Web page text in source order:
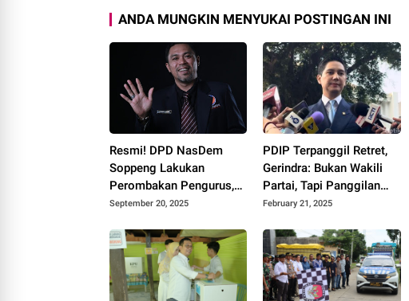
ANDA MUNGKIN MENYUKAI POSTINGAN INI
Resmi! DPD NasDem
Soppeng Lakukan
Perombakan Pengurus,
Ade Irawan W Nakhodai
September 20, 2025
PDIP Terpanggil Retret,
Gerindra: Bukan Wakili
Partai, Tapi Panggilan
Hati
February 21, 2025